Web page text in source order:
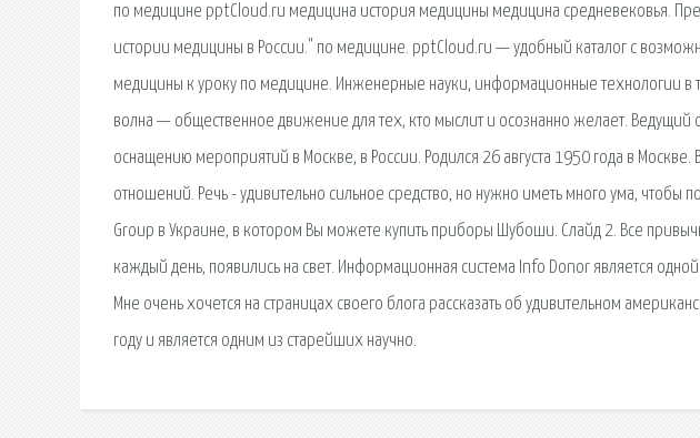
по медицине pptCloud.ru медицина история медицины медицина средневековья.
истории медицины в России." по медицине. pptCloud.ru — удобный каталог с
медицины к уроку по медицине. Инженерные науки, информационные технологии в
волна — общественное движение для тех, кто мыслит и осознанно желает. Ведущий
оснащению мероприятий в Москве, в России. Родился 26 августа 1950 года в
отношений. Речь - удивительно сильное средство, но нужно иметь много ума, чтобы
Group в Украине, в котором Вы можете купить приборы Шубоши. Слайд 2. Все
каждый день, появились на свет. Информационная система Info Donor является
Мне очень хочется на страницах своего блога рассказать об удивительном
году и является одним из старейших научно.